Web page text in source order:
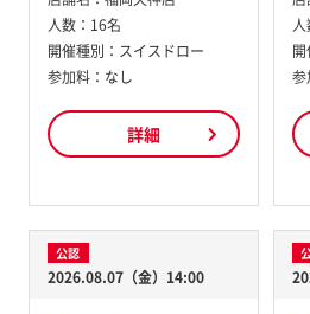
人数： 16名
開催種別： スイスドロー
参加料： なし
詳細
人
開
参
公認
2026.08.07（金）14:00